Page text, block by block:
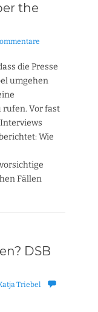
the
die Presse
umgehen
rufen. Vor fast
Wie
Fällen
DSB
Triebel